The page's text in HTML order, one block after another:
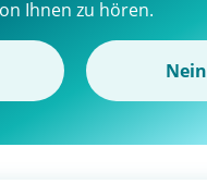
Ihnen zu hören.
Nein